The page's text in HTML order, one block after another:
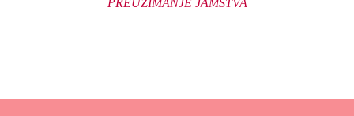
PREUZIMANJE JAMSTVA